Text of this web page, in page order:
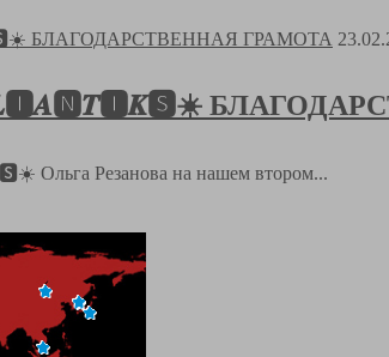
Резанова на нашем втором...